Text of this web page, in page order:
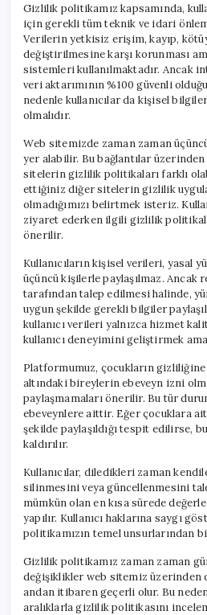
Gizlilik politikamız kapsamında,
için gerekli tüm teknik ve idari
Verilerin yetkisiz erişim, kayıp,
değiştirilmesine karşı korunması
sistemleri kullanılmaktadır. Ancak
veri aktarımının %100 güvenli
nedenle kullanıcılar da kişisel
olmalıdır.
Web sitemizde zaman zaman
yer alabilir. Bu bağlantılar
sitelerin gizlilik politikaları farklı
ettiğiniz diğer sitelerin gizlilik
olmadığımızı belirtmek isteriz.
ziyaret ederken ilgili gizlilik
önerilir.
Kullanıcıların kişisel verileri, yasal
üçüncü kişilerle paylaşılmaz. Ancak
tarafından talep edilmesi halinde,
uygun şekilde gerekli bilgiler
kullanıcı verileri yalnızca hizmet
kullanıcı deneyimini geliştirmek
Platformumuz, çocukların gizliliğine
altındaki bireylerin ebeveyn izni
paylaşmamaları önerilir. Bu tür
ebeveynlere aittir. Eğer çocuklara
şekilde paylaşıldığı tespit edilirse,
kaldırılır.
Kullanıcılar, diledikleri zaman
silinmesini veya güncellenmesini
mümkün olan en kısa sürede
yapılır. Kullanıcı haklarına saygı
politikamızın temel unsurlarından
Gizlilik politikamız zaman zaman
değişiklikler web sitemiz üzerinden
andan itibaren geçerli olur. Bu
aralıklarla gizlilik politikasını